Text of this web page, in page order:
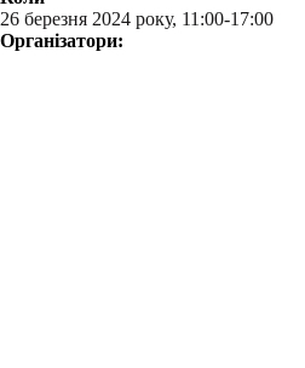
26 березня 2024 року, 11:00-17:00
Організатори: